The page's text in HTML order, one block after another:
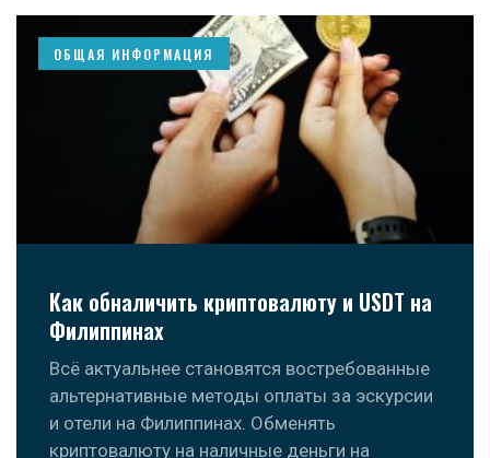
ОБЩАЯ ИНФОРМАЦИЯ
Как обналичить криптовалюту и USDT на
Филиппинах
Всё актуальнее становятся востребованные
альтернативные методы оплаты за эскурсии
и отели на Филиппинах. Обменять
криптовалюту на наличные деньги на